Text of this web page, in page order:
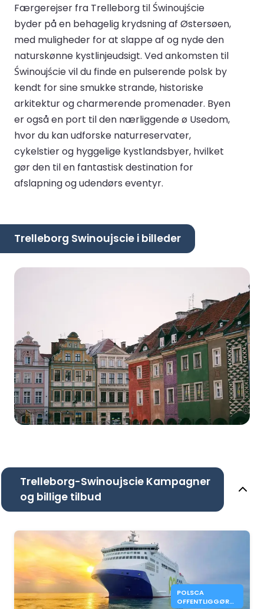
Færgerejser fra Trelleborg til Świnoujście
byder på en behagelig krydsning af Østersøen,
med muligheder for at slappe af og nyde den
naturskønne kystlinjeudsigt. Ved ankomsten til
Świnoujście vil du finde en pulserende polsk by
kendt for sine smukke strande, historiske
arkitektur og charmerende promenader. Byen
er også en port til den nærliggende ø Usedom,
hvor du kan udforske naturreservater,
cykelstier og hyggelige kystlandsbyer, hvilket
gør den til en fantastisk destination for
afslapning og udendørs eventyr.
Trelleborg Swinoujscie i billeder
Trelleborg-Swinoujscie Kampagner
og billige tilbud
POLSCA
OFFENTLIGGØR